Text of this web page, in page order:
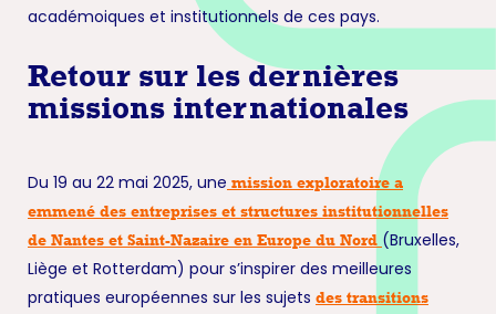
académoiques et institutionnels de ces pays.
Retour sur les dernières
missions internationales
Du 19 au 22 mai 2025, une mission exploratoire a
emmené des entreprises et structures institutionnelles
de Nantes et Saint-Nazaire en Europe du Nord (Bruxelles,
Liège et Rotterdam) pour s’inspirer des meilleures
pratiques européennes sur les sujets des transitions